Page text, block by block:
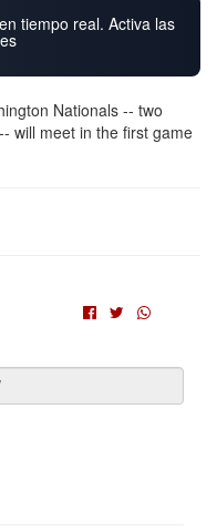
tiempo real. Activa las
Nationals -- two
will meet in the first game